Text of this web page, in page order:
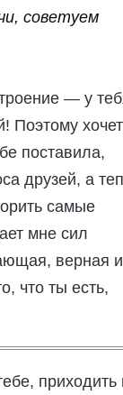
советуем
— у
Поэтому
поставила,
друзей, а
самые
мне сил
верная и
что ты есть,
приходить